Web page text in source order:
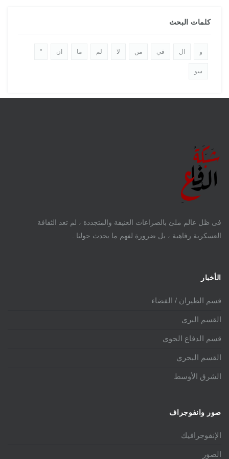
كلمات البحث
و ال في من لا لم ما ان "
سو
فى ظل عالم ملئ بالصراعات العنيفة والمتجددة ، لم تعد الثقافة
العسكرية رفاهية ، بل ضرورة لفهم ما يحدث حولنا .
الأخبار
قسم الطيران / الفضاء
القسم البري
قسم الدفاع الجوي
القسم البحري
الشرق الأوسط
صور وانفوجراف
الإنفوجرافيك
الصور